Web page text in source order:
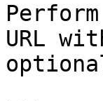
URL